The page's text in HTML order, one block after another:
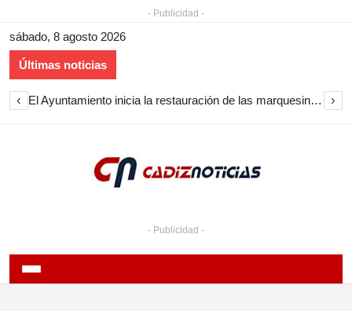
- Publicidad -
sábado, 8 agosto 2026
Últimas noticias
‹ El Ayuntamiento inicia la restauración de las marquesinas de Plaza Esteve para volver a instalarlas en el centro de Jerez ›
- Publicidad -